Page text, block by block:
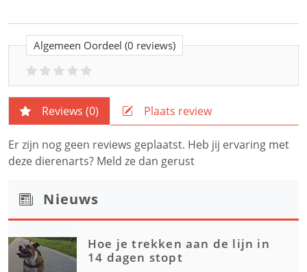
Algemeen Oordeel (0 reviews)
Reviews (0) Plaats review
Er zijn nog geen reviews geplaatst. Heb jij ervaring met
deze dierenarts? Meld ze dan gerust
Nieuws
Hoe je trekken aan de lijn in
14 dagen stopt